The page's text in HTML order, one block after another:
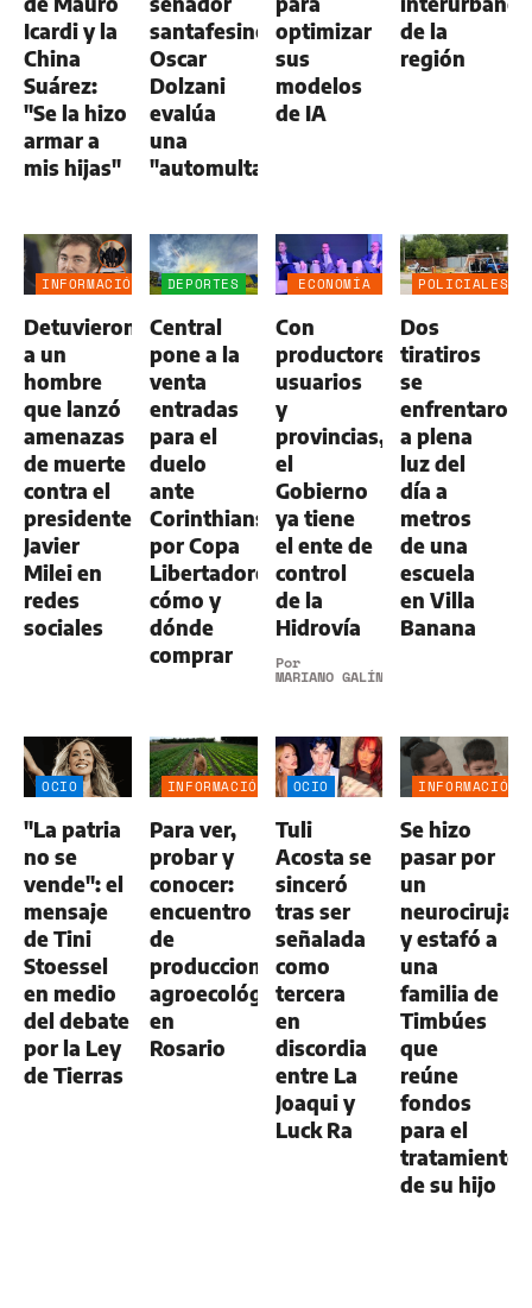
Icardi y la
China
Suárez:
"Se la hizo
armar a
mis hijas"
santafesino
Oscar
Dolzani
evalúa
una
"automulta"
optimizar
sus
modelos
de IA
de la
región
INFORMACIÓN
Detuvieron
a un
hombre
que lanzó
amenazas
de muerte
contra el
presidente
Javier
Milei en
redes
sociales
DEPORTES
Central
pone a la
venta
entradas
para el
duelo
ante
Corinthians
por Copa
Libertadores:
cómo y
dónde
comprar
ECONOMÍA
Con
productores,
usuarios
y
provincias,
el
Gobierno
ya tiene
el ente de
control
de la
Hidrovía
Por
MARIANO GALÍNDEZ
POLICIALES
Dos
tiratiros
se
enfrentaron
a plena
luz del
día a
metros
de una
escuela
en Villa
Banana
OCIO
"La patria
no se
vende": el
mensaje
de Tini
Stoessel
en medio
del debate
por la Ley
de Tierras
INFORMACIÓN
Para ver,
probar y
conocer:
encuentro
de
producciones
agroecológicas
en
Rosario
OCIO
Tuli
Acosta se
sinceró
tras ser
señalada
como
tercera
en
discordia
entre La
Joaqui y
Luck Ra
INFORMACIÓN
Se hizo
pasar por
un
y estafó a
una
familia de
Timbúes
que
reúne
fondos
para el
tratamiento
de su hijo